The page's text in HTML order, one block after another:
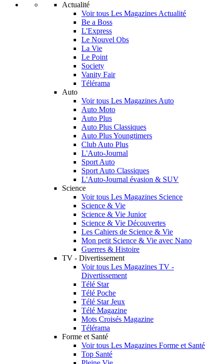
Actualité
Voir tous Les Magazines Actualité
Be a Boss
L'Express
Le Nouvel Obs
La Vie
Le Point
Society
Vanity Fair
Télérama
Auto
Voir tous Les Magazines Auto
Auto Moto
Auto Plus
Auto Plus Classiques
Auto Plus Youngtimers
Club Auto Plus
L'Auto-Journal
Sport Auto
Sport Auto Classiques
L'Auto-Journal évasion & SUV
Science
Voir tous Les Magazines Science
Science & Vie
Science & Vie Junior
Science & Vie Découvertes
Les Cahiers de Science & Vie
Mon petit Science & Vie avec Nano
Guerres & Histoire
TV - Divertissement
Voir tous Les Magazines TV -
Divertissement
Télé Star
Télé Poche
Télé Star Jeux
Télé Magazine
Mots Croisés Magazine
Télérama
Forme et Santé
Voir tous Les Magazines Forme et Santé
Top Santé